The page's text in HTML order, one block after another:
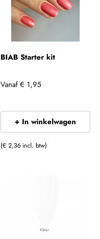
BIAB Starter kit
Vanaf € 1,95
+ In winkelwagen
(€ 2,36 incl. btw)